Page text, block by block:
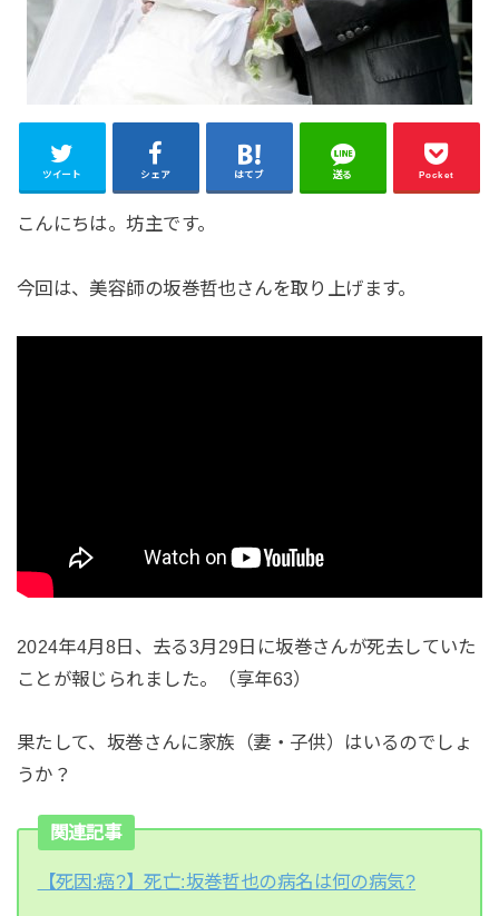
ツイート シェア はてブ 送る Pocket
こんにちは。坊主です。
今回は、美容師の坂巻哲也さんを取り上げます。
2024年4月8日、去る3月29日に坂巻さんが死去していた
ことが報じられました。（享年63）
果たして、坂巻さんに家族（妻・子供）はいるのでしょ
うか？
関連記事
【死因:癌?】死亡:坂巻哲也の病名は何の病気?